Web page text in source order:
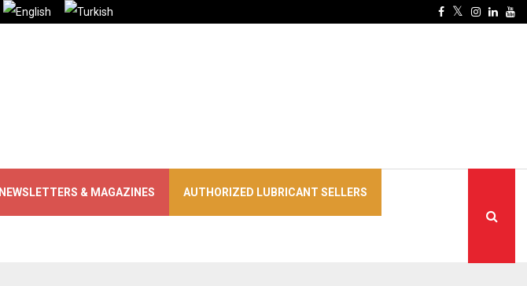
Facebook
Twitter
NEWSLETTERS & MAGAZINES AUTHORIZED LUBRICANT SELLERS